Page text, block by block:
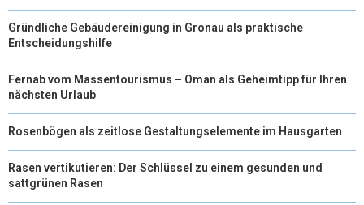
Gründliche Gebäudereinigung in Gronau als praktische
Entscheidungshilfe
Fernab vom Massentourismus – Oman als Geheimtipp für Ihren
nächsten Urlaub
Rosenbögen als zeitlose Gestaltungselemente im Hausgarten
Rasen vertikutieren: Der Schlüssel zu einem gesunden und
sattgrünen Rasen